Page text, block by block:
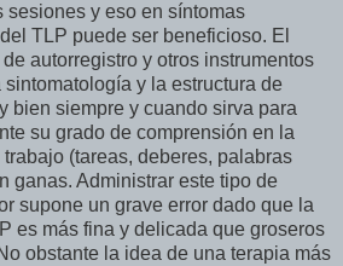
sesiones y eso en síntomas
TLP puede ser beneficioso. El
autorregistro y otros instrumentos
y la estructura de
bien siempre y cuando sirva para
su grado de comprensión en la
(tareas, deberes, palabras
ganas. Administrar este tipo de
supone un grave error dado que la
es más fina y delicada que groseros
obstante la idea de una terapia más